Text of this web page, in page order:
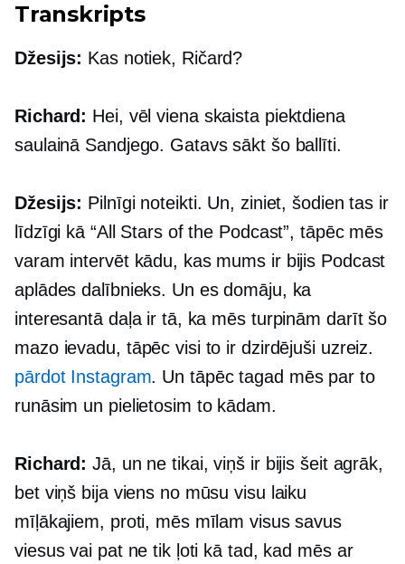
Transkripts
Džesijs: Kas notiek, Ričard?
Richard: Hei, vēl viena skaista piektdiena
saulainā Sandjego. Gatavs sākt šo ballīti.
Džesijs: Pilnīgi noteikti. Un, ziniet, šodien tas ir
līdzīgi kā “All Stars of the Podcast”, tāpēc mēs
varam intervēt kādu, kas mums ir bijis Podcast
aplādes dalībnieks. Un es domāju, ka
interesantā daļa ir tā, ka mēs turpinām darīt šo
mazo ievadu, tāpēc visi to ir dzirdējuši uzreiz.
pārdot Instagram. Un tāpēc tagad mēs par to
runāsim un pielietosim to kādam.
Richard: Jā, un ne tikai, viņš ir bijis šeit agrāk,
bet viņš bija viens no mūsu visu laiku
mīļākajiem, proti, mēs mīlam visus savus
viesus vai pat ne tik ļoti kā tad, kad mēs ar